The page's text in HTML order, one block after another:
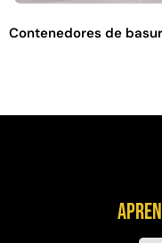
Contenedores de